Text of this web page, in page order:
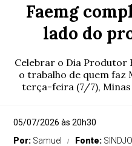
Faemg
lado do
Celebrar o Dia Produtor
o trabalho de quem faz
terça-feira (7/7), Minas
05/07/2026 às 20h30
Por: Samuel Fonte: